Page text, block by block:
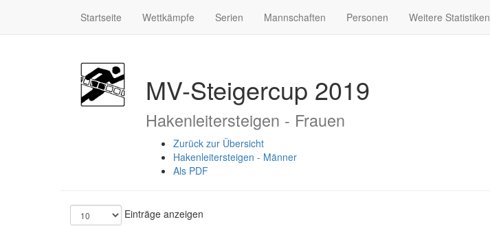
Startseite Wettkämpfe Serien Mannschaften Personen Weitere Statistiken
MV-Steigercup 2019
Hakenleitersteigen - Frauen
Zurück zur Übersicht
Hakenleitersteigen - Männer
Als PDF
Einträge anzeigen